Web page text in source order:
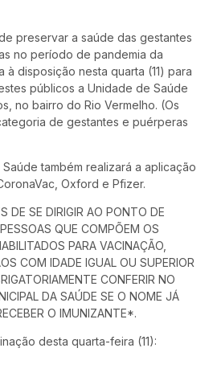
preservar a saúde das gestantes
no período de pandemia da
disposição nesta quarta (11) para
públicos a Unidade de Saúde
no bairro do Rio Vermelho. (Os
de gestantes e puérperas
também realizará a aplicação
Oxford e Pfizer.
DE SE DIRIGIR AO PONTO DE
QUE COMPÕEM OS
PARA VACINAÇÃO,
COM IDADE IGUAL OU SUPERIOR
CONFERIR NO
DA SAÚDE SE O NOME JÁ
O IMUNIZANTE*.
desta quarta-feira (11):